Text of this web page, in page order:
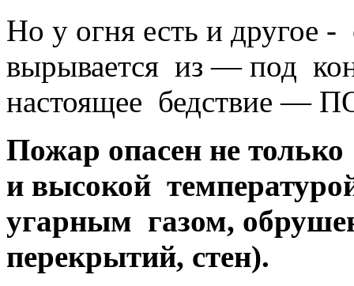
Но у огня есть и другое -
вырывается из —под
настоящее бедствие —
Пожар опасен не только
и высокой
угарным газом,
перекрытий, стен).